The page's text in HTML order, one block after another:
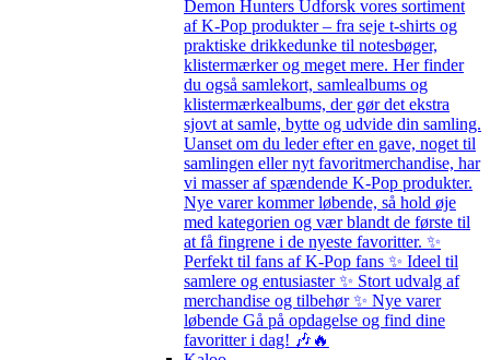
Demon Hunters Udforsk vores sortiment
af K-Pop produkter – fra seje t-shirts og
praktiske drikkedunke til notesbøger,
klistermærker og meget mere. Her finder
du også samlekort, samlealbums og
klistermærkealbums, der gør det ekstra
sjovt at samle, bytte og udvide din samling.
Uanset om du leder efter en gave, noget til
samlingen eller nyt favoritmerchandise, har
vi masser af spændende K-Pop produkter.
Nye varer kommer løbende, så hold øje
med kategorien og vær blandt de første til
at få fingrene i de nyeste favoritter. ✨
Perfekt til fans af K-Pop fans ✨ Ideel til
samlere og entusiaster ✨ Stort udvalg af
merchandise og tilbehør ✨ Nye varer
løbende Gå på opdagelse og find dine
favoritter i dag! 🎶🔥